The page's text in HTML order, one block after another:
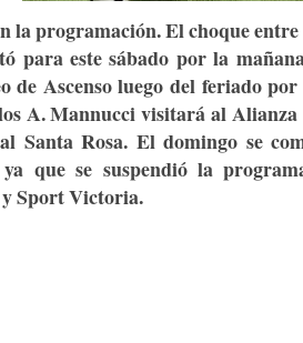
la programación. El choque
para este sábado por la
de Ascenso luego del feriado
A. Mannucci visitará al
Santa Rosa. El domingo se
que se suspendió la
Sport Victoria.